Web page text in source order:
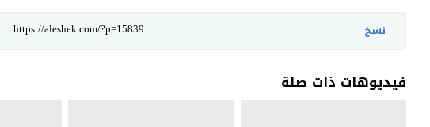
نسخ
فيديوهات ذات صلة